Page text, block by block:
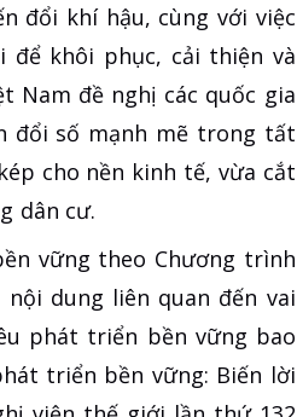
đổi khí hậu, cùng với việc
để khôi phục, cải thiện và
Nam đề nghị các quốc gia
đổi số mạnh mẽ trong tất
cho nền kinh tế, vừa cắt
dân cư.
vững theo Chương trình
dung liên quan đến vai
phát triển bền vững bao
triển bền vững: Biến lời